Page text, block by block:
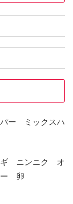
ー ミックスハ
ギ ニンニク オ
ー 卵